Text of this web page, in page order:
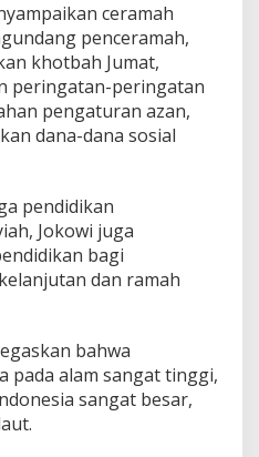
ceramah
penceramah,
khotbah Jumat,
peringatan-peringatan
pengaturan azan,
dana-dana sosial
pendidikan
Jokowi juga
bagi
dan ramah
bahwa
pada alam sangat tinggi,
sangat besar,